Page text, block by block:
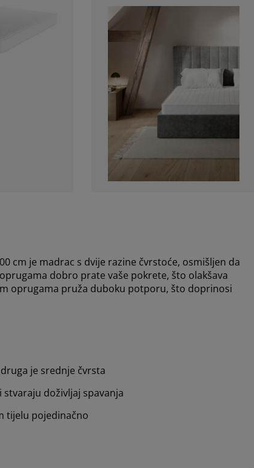
cm je madrac s dvije razine čvrstoće, osmišljen da
dobro prate vaše pokrete, što olakšava
oprugama pruža duboku potporu, što doprinosi
je srednje čvrsta
doživljaj spavanja
tijelu pojedinačno